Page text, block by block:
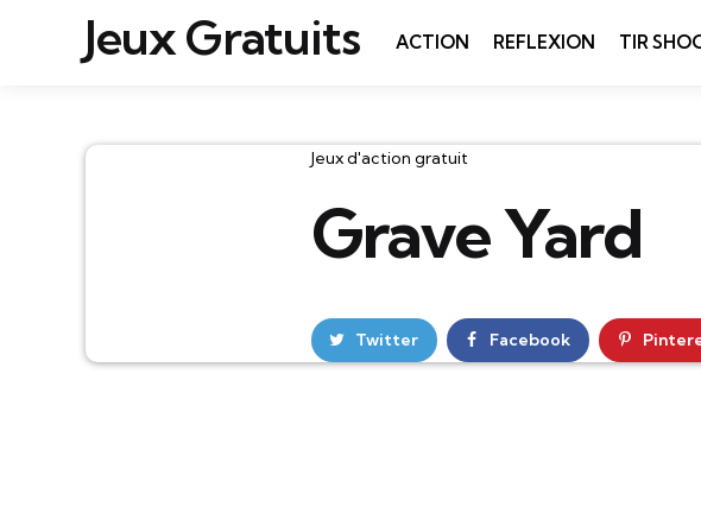
Jeux Gratuits ACTION REFLEXION TIR
Catégories
Jeux d'action gratuit
Grave Yard
Twitter Facebook